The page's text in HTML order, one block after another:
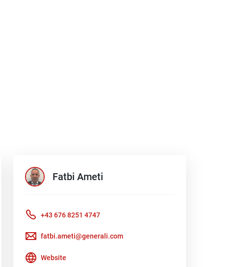
Fatbi Ameti
+43 676 8251 4747
fatbi.ameti@generali.com
Website